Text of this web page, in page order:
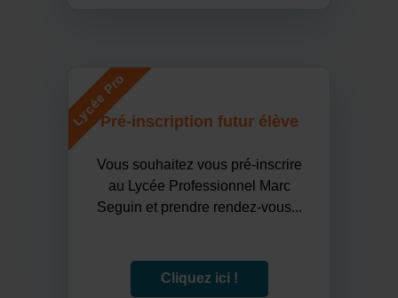
Lycée ProPré-inscription futur élève
Vous souhaitez vous pré-inscrire
au Lycée Professionnel Marc
Seguin et prendre rendez-vous...
Cliquez ici !